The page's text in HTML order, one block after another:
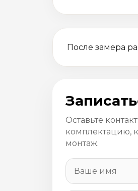
После замера
Оставьте
комплектацию,
монтаж.